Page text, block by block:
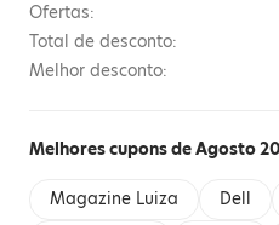
Ofertas:
Total de desconto:
Melhor desconto:
Melhores cupons de Agosto
Magazine Luiza Dell